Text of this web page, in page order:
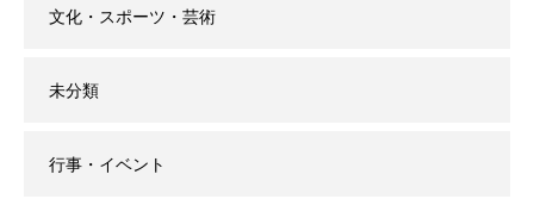
文化・スポーツ・芸術
未分類
行事・イベント